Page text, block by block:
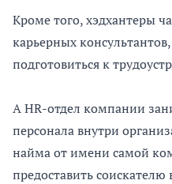
Кроме того, хэдхантеры
карьерных
подготовиться к
А HR-отдел компании
персонала внутри
найма от имени самой
предоставить